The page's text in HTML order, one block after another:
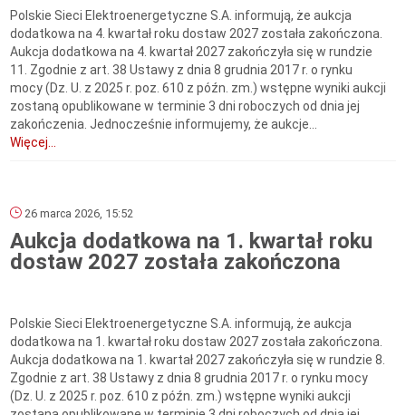
Polskie Sieci Elektroenergetyczne S.A. informują, że aukcja
dodatkowa na 4. kwartał roku dostaw 2027 została zakończona.
Aukcja dodatkowa na 4. kwartał 2027 zakończyła się w rundzie
11. Zgodnie z art. 38 Ustawy z dnia 8 grudnia 2017 r. o rynku
mocy (Dz. U. z 2025 r. poz. 610 z późn. zm.) wstępne wyniki aukcji
zostaną opublikowane w terminie 3 dni roboczych od dnia jej
zakończenia. Jednocześnie informujemy, że aukcje...
Więcej...
26 marca 2026, 15:52
Aukcja dodatkowa na 1. kwartał roku
dostaw 2027 została zakończona
Polskie Sieci Elektroenergetyczne S.A. informują, że aukcja
dodatkowa na 1. kwartał roku dostaw 2027 została zakończona.
Aukcja dodatkowa na 1. kwartał 2027 zakończyła się w rundzie 8.
Zgodnie z art. 38 Ustawy z dnia 8 grudnia 2017 r. o rynku mocy
(Dz. U. z 2025 r. poz. 610 z późn. zm.) wstępne wyniki aukcji